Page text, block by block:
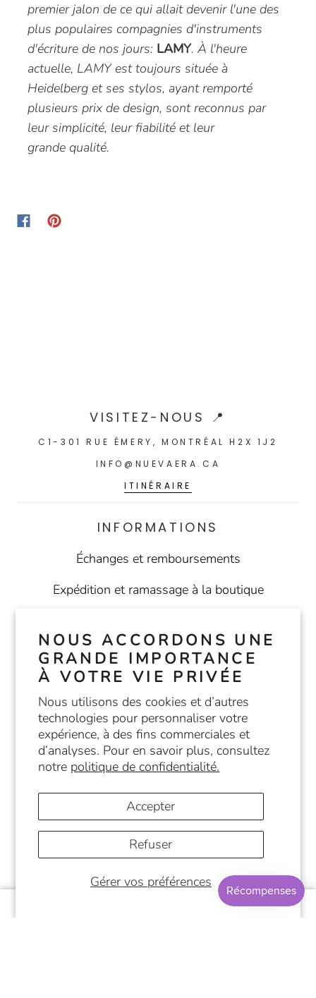
NOUS ACCORDONS UNE
GRANDE IMPORTANCE
À VOTRE VIE PRIVÉE
Nous utilisons des cookies et d’autres
technologies pour personnaliser votre
expérience, à des fins commerciales et
d’analyses. Pour en savoir plus, consultez
notre politique de confidentialité.
Gérer vos préférences
Accepter
Refuser
premier jalon de ce qui allait devenir l'une des
plus populaires compagnies d'instruments
d'écriture de nos jours: LAMY. À l'heure
actuelle, LAMY est toujours située à
Heidelberg et ses stylos, ayant remporté
plusieurs prix de design, sont reconnus par
leur simplicité, leur fiabilité et leur
grande qualité.
VISITEZ-NOUS 📍
C1-301 RUE ÉMERY, MONTRÉAL H2X 1J2
INFO@NUEVAERA.CA
ITINÉRAIRE
INFORMATIONS
Échanges et remboursements
Expédition et ramassage à la boutique
Politique de confidentialité
SUIVEZ-NOUS
© 2026Papeterie Café Nueva Era